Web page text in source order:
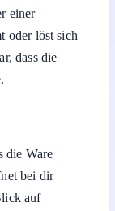
einer
oder löst sich
dass die
die Ware
bei dir
auf